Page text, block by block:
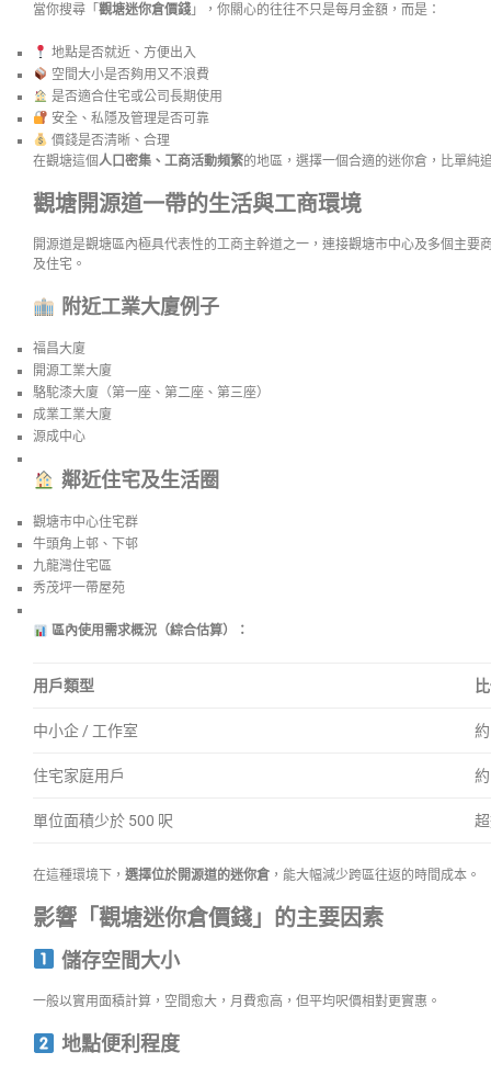
當你搜尋「 觀塘迷你倉價錢 」，你關心的往往不只是每月金額，而是：
地點是否就近、方便出入
空間大小是否夠用又不浪費
是否適合住宅或公司長期使用
安全、私隱及管理是否可靠
價錢是否清晰、合理
在觀塘這個人口密集、工商活動頻繁的地區，選擇一個合適的迷你倉，比單純
觀塘開源道一帶的生活與工商環境
開源道是觀塘區內極具代表性的工商主幹道之一，連接觀塘市中心及多個主要
及住宅。
附近工業大廈例子
福昌大廈
開源工業大廈
駱駝漆大廈（第一座、第二座、第三座）
成業工業大廈
源成中心
鄰近住宅及生活圈
觀塘市中心住宅群
牛頭角上邨、下邨
九龍灣住宅區
秀茂坪一帶屋苑
區內使用需求概況（綜合估算）：
用戶類型
中小企 / 工作室
住宅家庭用戶
單位面積少於 500 呎
在這種環境下， 選擇位於開源道的迷你倉 ，能大幅減少跨區往返的時間成本。
影響「觀塘迷你倉價錢」的主要因素
儲存空間大小
一般以實用面積計算，空間愈大，月費愈高，但平均呎價相對更實惠。
地點便利程度